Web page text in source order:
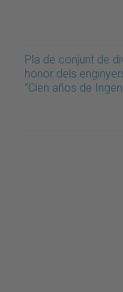
Pla de conjunt de
honor dels
“Cien años de